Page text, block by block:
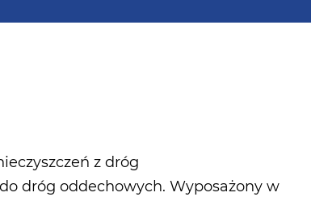
z dróg
dróg oddechowych. Wyposażony w